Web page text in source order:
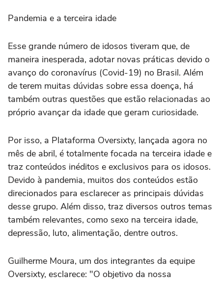
Pandemia e a terceira idade
Esse grande número de idosos tiveram que, de
maneira inesperada, adotar novas práticas devido o
avanço do coronavírus (Covid-19) no Brasil. Além
de terem muitas dúvidas sobre essa doença, há
também outras questões que estão relacionadas ao
próprio avançar da idade que geram curiosidade.
Por isso, a Plataforma Oversixty, lançada agora no
mês de abril, é totalmente focada na terceira idade e
traz conteúdos inéditos e exclusivos para os idosos.
Devido à pandemia, muitos dos conteúdos estão
direcionados para esclarecer as principais dúvidas
desse grupo. Além disso, traz diversos outros temas
também relevantes, como sexo na terceira idade,
depressão, luto, alimentação, dentre outros.
Guilherme Moura, um dos integrantes da equipe
Oversixty, esclarece: "O objetivo da nossa